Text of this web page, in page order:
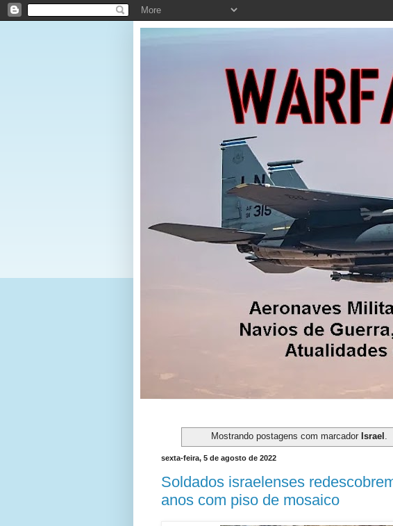
Mostrando postagens com marcador Israel
sexta-feira, 5 de agosto de 2022
Soldados israelenses
anos com piso de mosaico